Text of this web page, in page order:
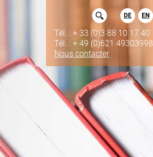
EN
DE
Tél. : + 33 (0)3 88 10 17 40
Tél. : + 49 (0)621 49303998
Nous contacter